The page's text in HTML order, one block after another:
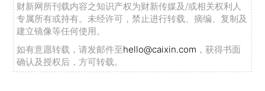
财新网所刊载内容之知识产权为财新传媒及/或相关权利人
专属所有或持有。未经许可，禁止进行转载、摘编、复制及
建立镜像等任何使用。
如有意愿转载，请发邮件至hello@caixin.com ，获得书面
确认及授权后，方可转载。